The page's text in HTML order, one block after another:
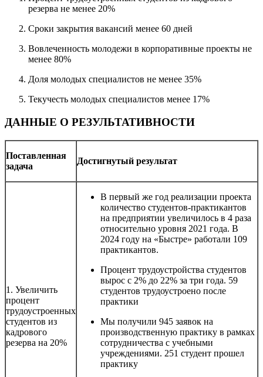
резерва не менее 20%
Сроки закрытия вакансий менее 60 дней
Вовлеченность молодежи в корпоративные проекты не
менее 80%
Доля молодых специалистов не менее 35%
Текучесть молодых специалистов менее 17%
ДАННЫЕ О РЕЗУЛЬТАТИВНОСТИ
Поставленная
задача
Достигнутый результат
1. Увеличить
процент
трудоустроенных
студентов из
кадрового
резерва на 20%
В первый же год реализации проекта
количество студентов-практикантов
на предприятии увеличилось в 4 раза
относительно уровня 2021 года. В
2024 году на «Быстре» работали 109
практикантов.
Процент трудоустройства студентов
вырос с 2% до 22% за три года. 59
студентов трудоустроено после
практики
Мы получили 945 заявок на
производственную практику в рамках
сотрудничества с учебными
учреждениями. 251 студент прошел
практику